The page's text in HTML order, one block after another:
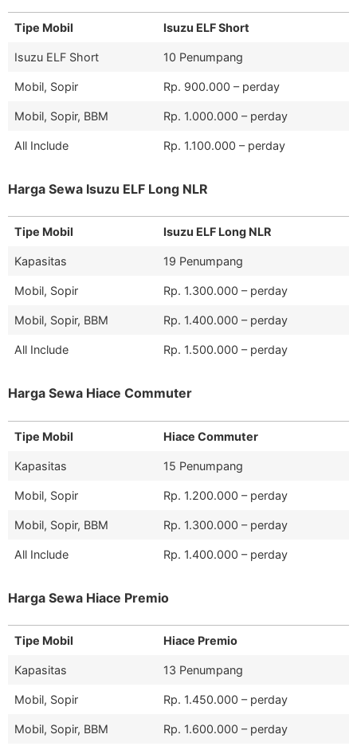
Tipe Mobil Isuzu ELF Short
Isuzu ELF Short 10 Penumpang
Mobil, Sopir Rp. 900.000 – perday
Mobil, Sopir, BBM Rp. 1.000.000 – perday
All Include Rp. 1.100.000 – perday
Harga Sewa Isuzu ELF Long NLR
Tipe Mobil Isuzu ELF Long NLR
Kapasitas 19 Penumpang
Mobil, Sopir Rp. 1.300.000 – perday
Mobil, Sopir, BBM Rp. 1.400.000 – perday
All Include Rp. 1.500.000 – perday
Harga Sewa Hiace Commuter
Tipe Mobil Hiace Commuter
Kapasitas 15 Penumpang
Mobil, Sopir Rp. 1.200.000 – perday
Mobil, Sopir, BBM Rp. 1.300.000 – perday
All Include Rp. 1.400.000 – perday
Harga Sewa Hiace Premio
Tipe Mobil Hiace Premio
Kapasitas 13 Penumpang
Mobil, Sopir Rp. 1.450.000 – perday
Mobil, Sopir, BBM Rp. 1.600.000 – perday